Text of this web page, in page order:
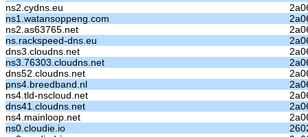
ns2.cydns.eu
ns1.watansoppeng.com
ns2.as63765.net
ns.rackspeed-dns.eu
dns3.cloudns.net
ns3.76303.cloudns.net
dns52.cloudns.net
pns4.breedband.nl
ns4.tld-nscloud.net
dns41.cloudns.net
ns4.mainloop.net
ns0.cloudie.io